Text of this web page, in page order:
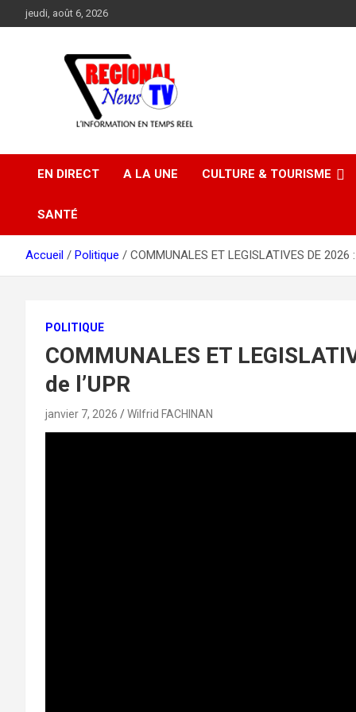
au
jeudi, août 6, 2026
EN DIRECT A LA UNE CULTURE & TOURISME
SANTÉ
Accueil Politique COMMUNALES ET LEGISLATIVES DE
POLITIQUE
COMMUNALES ET
de l’UPR
janvier 7, 2026 Wilfrid FACHINAN